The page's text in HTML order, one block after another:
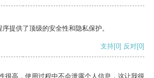
提供了顶级的安全性和隐私保护。
支持[0] 反对[0]
很高，使用过程中不会泄露个人信息，这让我很